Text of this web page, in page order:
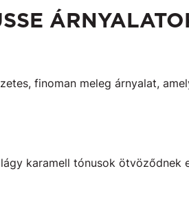
finoman meleg árnyalat,
karamell tónusok ötvöződnek